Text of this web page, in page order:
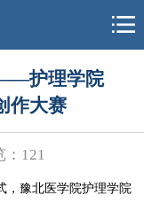
护理学院
作大赛
121
，豫北医学院护理学院